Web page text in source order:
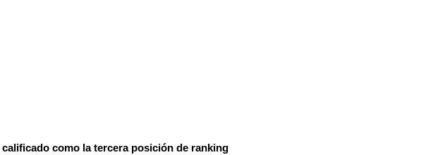
calificado como la tercera posición de ranking